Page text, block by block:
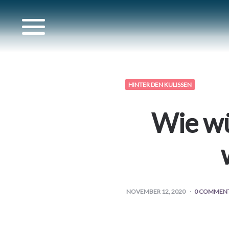
HINTER DEN KULISSEN
Wie
NOVEMBER 12, 2020 0